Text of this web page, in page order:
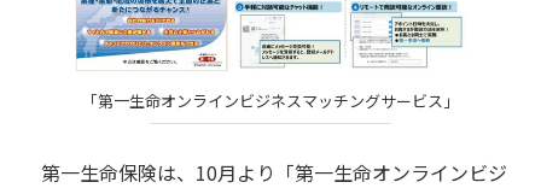
「第一生命オンラインビジネスマッチングサービス」
第一生命保険は、10月より「第一生命オンラインビジ